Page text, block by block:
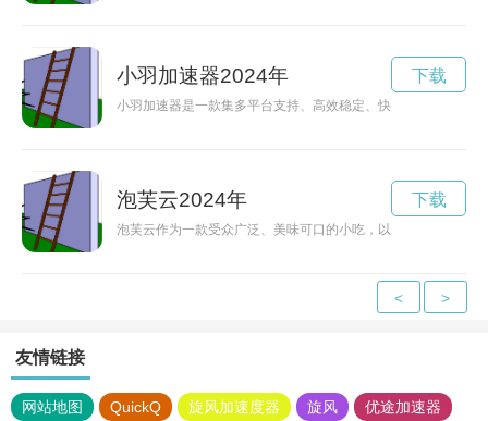
小羽加速器2024年
小羽加速器是一款集多平台支持、高效稳定、快速加速于一身
下载
泡芙云2024年
泡芙云作为一款受众广泛、美味可口的小吃，以其绵密口感和
下载
< >
友情链接
网站地图 QuickQ 旋风加速度器 旋风 优途加速器